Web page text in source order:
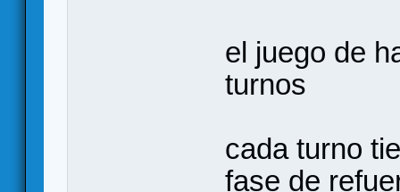
el juego de
turnos
cada turno
fase de